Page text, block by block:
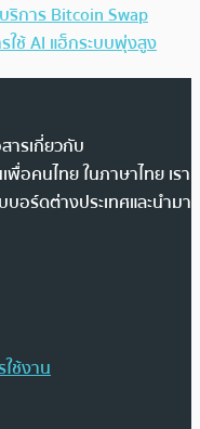
ริการ Bitcoin Swap
ใช้ AI แฮ็กระบบพุ่งสูง
ารเกี่ยวกับ
พื่อคนไทย ในภาษาไทย เรา
อร์ดต่างประเทศและนำมา
ช้งาน